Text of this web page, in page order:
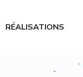
RÉALISATIONS